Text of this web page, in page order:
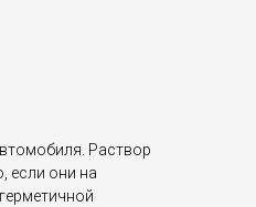
Раствор
если они на